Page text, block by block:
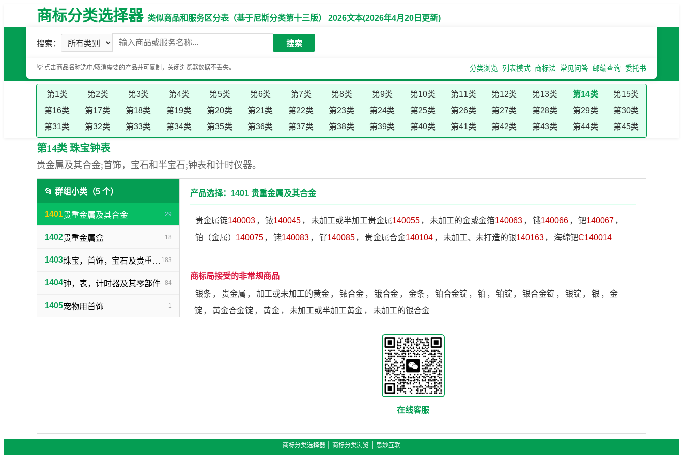
商标分类选择器类似商品和服务区分表（基于尼斯分类第十三版） 2026文本(2026年4月20日更新)
搜索： 搜索
💡 点击商品名称选中/取消需要的产品并可复制，关闭浏览器数据不丢失。 分类浏览 列表模式 商标法 常见问答 邮编查询 委托书
第1类 第2类 第3类 第4类 第5类 第6类 第7类 第8类 第9类 第10类 第11类 第12类 第13类 第14类
第15类
第16类
第17类 第18类 第19类 第20类 第21类 第22类 第23类 第24类 第25类 第26类 第27类 第28类 第29类
第30类
第31类
第32类 第33类 第34类 第35类 第36类 第37类 第38类 第39类 第40类 第41类 第42类 第43类 第44类 第45类
第14类 珠宝钟表
贵金属及其合金;首饰，宝石和半宝石;钟表和计时仪器。
📂 群组小类（5 个）
1401贵重金属及其合金 29
1402贵重金属盒 18
1403 珠宝，首饰，宝石及贵重金属制纪念品 183
1404钟，表，计时器及其零部件 84
1405宠物用首饰 1
产品选择：1401 贵重金属及其合金
贵金属锭140003 ， 铱140045 ， 未加工或半加工贵金属140055 ， 未加工的金或金箔140063 ， 锇140066 ， 钯140067 ，
铂（金属） 140075 ， 铑140083 ， 钌140085 ， 贵金属合金140104 ， 未加工、未打造的银140163 ， 海绵钯C140014
商标局接受的非常规商品
银条 ， 贵金属 ， 加工或未加工的黄金 ， 铱合金 ， 锇合金 ， 金条 ， 铂合金锭 ， 铂 ， 铂锭 ， 银合金锭 ， 银锭 ， 银 ，
金
锭 ， 黄金合金锭 ， 黄金 ， 未加工或半加工黄金 ， 未加工的银合金
在线客服
商标分类选择器 商标分类浏览 思妙互联